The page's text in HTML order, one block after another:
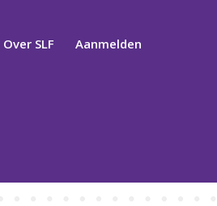
Over SLF Aanmelden